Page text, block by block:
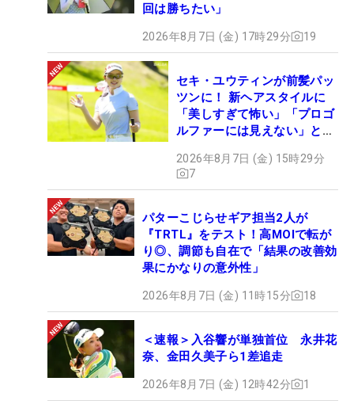
回は勝ちたい」
2026年8月7日 (金) 17時29分 19
セキ・ユウティンが前髪パッ
ツンに！ 新ヘアスタイルに
「美しすぎて怖い」「プロゴ
ルファーには見えない」とコ
2026年8月7日 (金) 15時29分
7
パターこじらせギア担当2人が
『TRTL』をテスト！高MOIで転が
り◎、調節も自在で「結果の改善効
果にかなりの意外性」
2026年8月7日 (金) 11時15分 18
＜速報＞入谷響が単独首位 永井花
奈、金田久美子ら1差追走
2026年8月7日 (金) 12時42分 1